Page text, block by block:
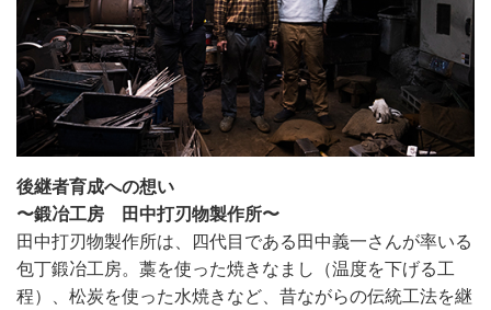
後継者育成への想い
〜鍛冶工房 田中打刃物製作所〜
田中打刃物製作所は、四代目である田中義一さんが率いる
包丁鍛冶工房。藁を使った焼きなまし（温度を下げる工
程）、松炭を使った水焼きなど、昔ながらの伝統工法を継